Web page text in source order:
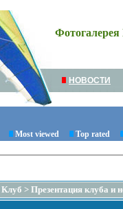
Фотогалерея
НОВОСТИ
Most viewed Top rated
Клуб > Презентация клуба и